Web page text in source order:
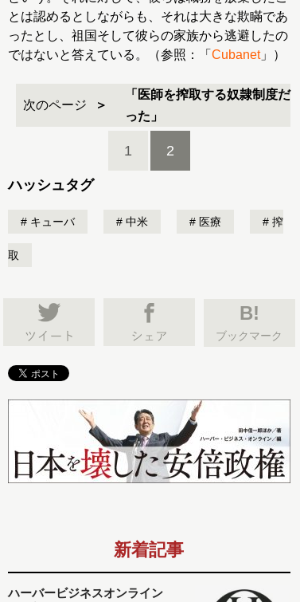
とは認めるとしながらも、それは大きな欺瞞であ
ったとし、祖国そして彼らの家族から逃避したの
ではないと答えている。（参照：「 Cubanet」）
次のページ
「医師を搾取する奴隷制度だ
った」
1 2
ハッシュタグ
キューバ 中米 医療 搾
取
B!
ブックマーク
新着記事
ハーバービジネスオンライン